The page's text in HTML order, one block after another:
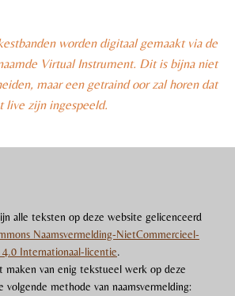
worden digitaal gemaakt via de
Virtual Instrument. Dit is bijna niet
maar een getraind oor zal horen dat
live zijn ingespeeld.
alle teksten op deze website gelicenceerd
Naamsvermelding-NietCommercieel-
Internationaal-licentie.
maken van enig tekstueel werk op deze
volgende methode van naamsvermelding: